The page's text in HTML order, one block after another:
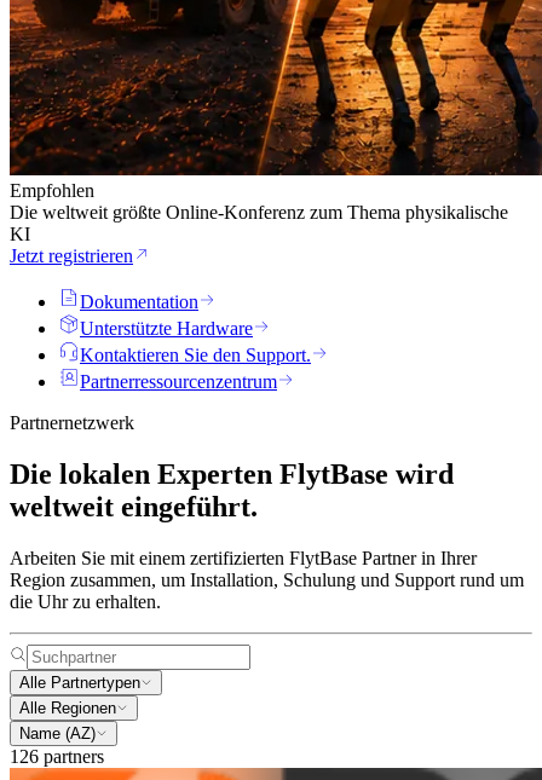
Empfohlen
Die weltweit größte Online-Konferenz zum Thema physikalische
KI
Jetzt registrieren
Dokumentation
Unterstützte Hardware
Kontaktieren Sie den Support.
Partnerressourcenzentrum
Partnernetzwerk
Die lokalen Experten FlytBase wird
weltweit eingeführt.
Arbeiten Sie mit einem zertifizierten FlytBase Partner in Ihrer
Region zusammen, um Installation, Schulung und Support rund um
die Uhr zu erhalten.
Alle Partnertypen
Alle Regionen
Name (AZ)
126 partners